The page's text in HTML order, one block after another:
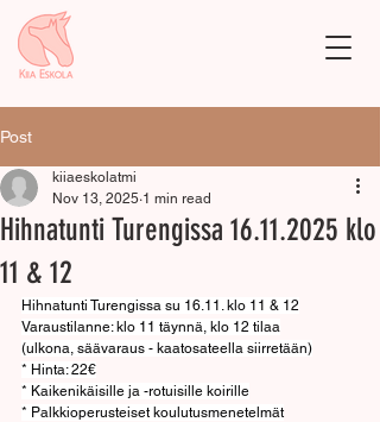
Post
Hihnatunti Turengissa 16.11.2025 klo
11 & 12
kiiaeskolatmi
Nov 13, 2025 1 min read
Hihnatunti Turengissa su 16.11. klo 11 & 12
Varaustilanne: klo 11 täynnä, klo 12 tilaa
(ulkona, säävaraus - kaatosateella siirretään)
* Hinta: 22€
* Kaikenikäisille ja -rotuisille koirille
* Palkkioperusteiset koulutusmenetelmät